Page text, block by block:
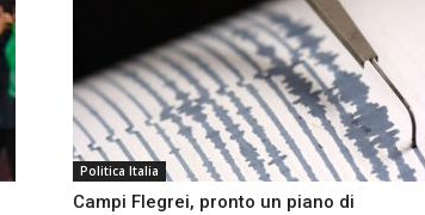
Politica Italia
Campi Flegrei, pronto un piano di